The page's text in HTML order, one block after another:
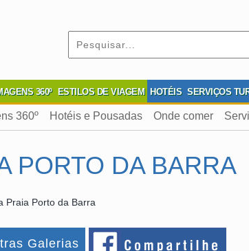
360º ESTILOS DE VIAGEM HOTÉIS SERVIÇOS
360º Hotéis e Pousadas Onde comer
PORTO DA BARRA
Praia Porto da Barra
Galerias